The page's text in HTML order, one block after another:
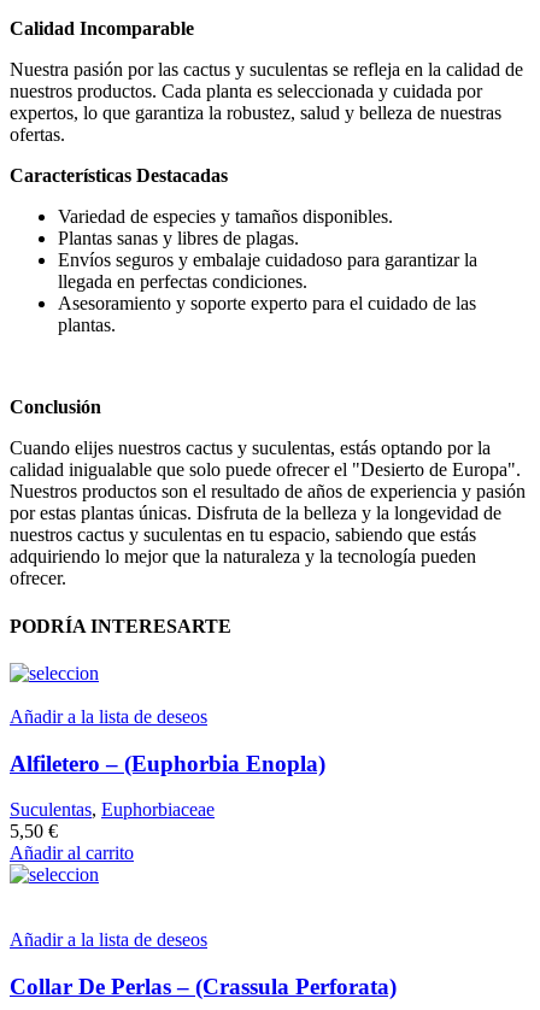
Calidad Incomparable
Nuestra pasión por las cactus y suculentas se refleja en la calidad de
nuestros productos. Cada planta es seleccionada y cuidada por
expertos, lo que garantiza la robustez, salud y belleza de nuestras
ofertas.
Características Destacadas
Variedad de especies y tamaños disponibles.
Plantas sanas y libres de plagas.
Envíos seguros y embalaje cuidadoso para garantizar la
llegada en perfectas condiciones.
Asesoramiento y soporte experto para el cuidado de las
plantas.
Conclusión
Cuando elijes nuestros cactus y suculentas, estás optando por la
calidad inigualable que solo puede ofrecer el "Desierto de Europa".
Nuestros productos son el resultado de años de experiencia y pasión
por estas plantas únicas. Disfruta de la belleza y la longevidad de
nuestros cactus y suculentas en tu espacio, sabiendo que estás
adquiriendo lo mejor que la naturaleza y la tecnología pueden
ofrecer.
PODRÍA INTERESARTE
Añadir a la lista de deseos
Alfiletero – (Euphorbia Enopla)
Suculentas, Euphorbiaceae
5,50 €
Añadir al carrito
Añadir a la lista de deseos
Collar De Perlas – (Crassula Perforata)